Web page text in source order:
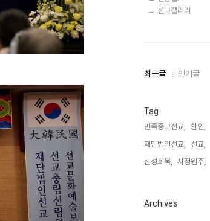
선교갤러리
최
인
글
최근글 인기글
Tag
민족종교선교, 환인,
재단법인선교,
선교,
신성회복,
시정원주,
Archives